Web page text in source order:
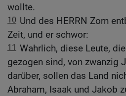
wollte.
10 Und des HERRN Zorn
Zeit, und er schwor:
11 Wahrlich, diese Leute,
gezogen sind, von zwanzig
darüber, sollen das Land
Abraham, Isaak und Jakob